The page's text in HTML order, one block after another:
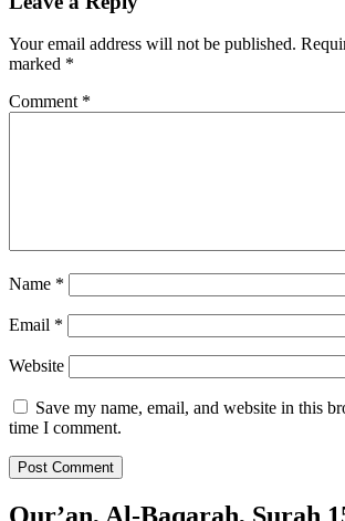
Your email address will not be published.
marked *
Comment *
Name *
Email *
Website
Save my name, email, and website in this
time I comment.